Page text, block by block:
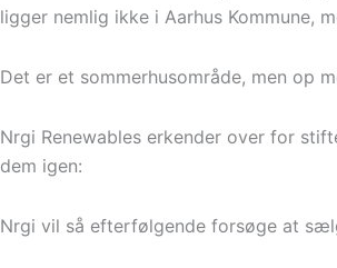
ligger nemlig ikke i Aarhus Kommune,
Det er et sommerhusområde, men op
Nrgi Renewables erkender over for
dem igen:
Nrgi vil så efterfølgende forsøge at